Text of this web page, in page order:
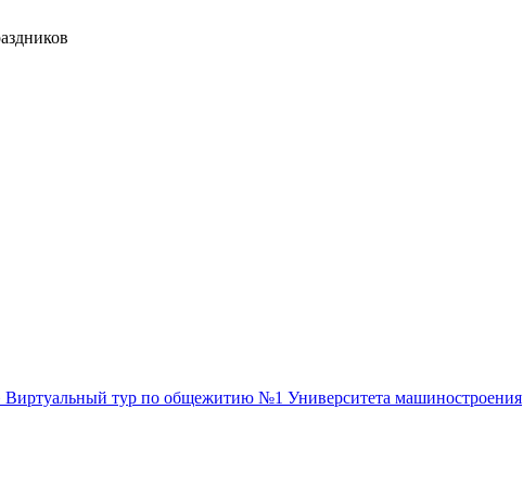
Виртуальный тур по общежитию №1 Университета машиностроения